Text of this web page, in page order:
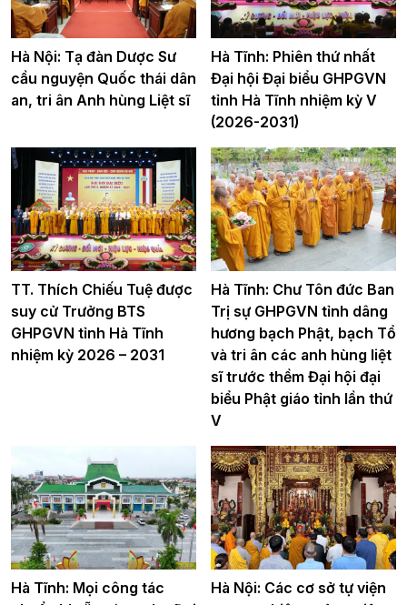
Hà Nội: Tạ đàn Dược Sư
cầu nguyện Quốc thái dân
an, tri ân Anh hùng Liệt sĩ
Hà Tĩnh: Phiên thứ nhất
Đại hội Đại biểu GHPGVN
tỉnh Hà Tĩnh nhiệm kỳ V
(2026-2031)
TT. Thích Chiếu Tuệ được
suy cử Trưởng BTS
GHPGVN tỉnh Hà Tĩnh
nhiệm kỳ 2026 – 2031
Hà Tĩnh: Chư Tôn đức Ban
Trị sự GHPGVN tỉnh dâng
hương bạch Phật, bạch Tổ
và tri ân các anh hùng liệt
sĩ trước thềm Đại hội đại
biểu Phật giáo tỉnh lần thứ
V
Hà Tĩnh: Mọi công tác
Hà Nội: Các cơ sở tự viện